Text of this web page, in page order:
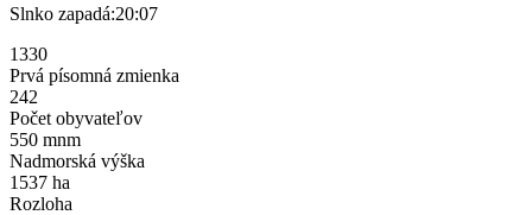
Slnko zapadá:20:07
1330
Prvá písomná zmienka
242
Počet obyvateľov
550 mnm
Nadmorská výška
1537 ha
Rozloha